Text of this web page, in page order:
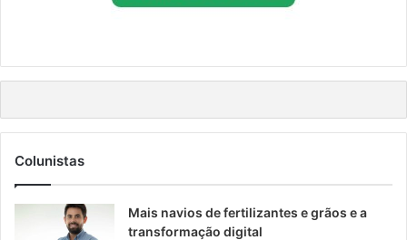
Colunistas
Mais navios de fertilizantes e grãos e a
transformação digital